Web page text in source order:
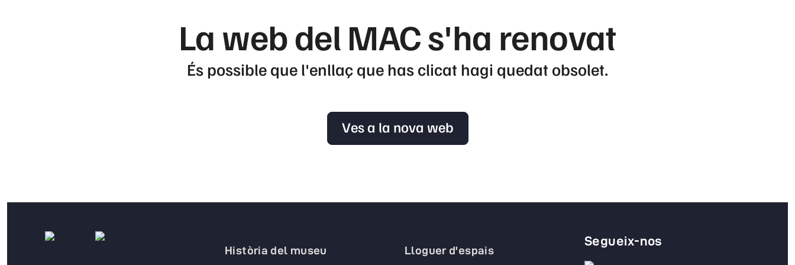
La web del MAC s'ha renovat
És possible que l'enllaç que has clicat hagi quedat obsolet.
Ves a la nova web
Història del museu Lloguer d'espais
Segueix-nos